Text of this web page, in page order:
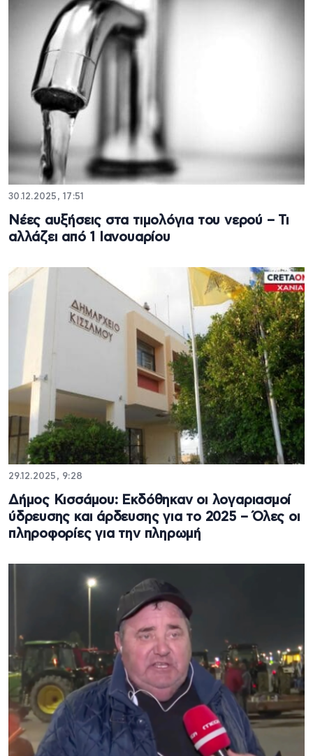
30.12.2025, 17:51
Νέες αυξήσεις στα τιμολόγια του νερού – Τι
αλλάζει από 1 Ιανουαρίου
29.12.2025, 9:28
Δήμος Κισσάμου: Εκδόθηκαν οι λογαριασμοί
ύδρευσης και άρδευσης για το 2025 – Όλες οι
πληροφορίες για την πληρωμή